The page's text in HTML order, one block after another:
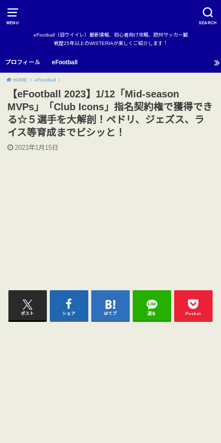
MENU SEARCH
eFootball（旧ウイイレ）最新情報、初心者向け攻略、欧州サッカー観
戦歴25年以上のWISTERIAが楽しくご紹介します！
プロフィール eFootball
HOME eFootball
【eFootball 2023】1/12「Mid-season
MVPs」「Club Icons」指名契約権で獲得でき
る☆５選手を大解剖！ペドリ、ジェズス、ラ
イス等育成までビシッと！
2023年1月15日
ポスト シェア はてブ 送る Pocket